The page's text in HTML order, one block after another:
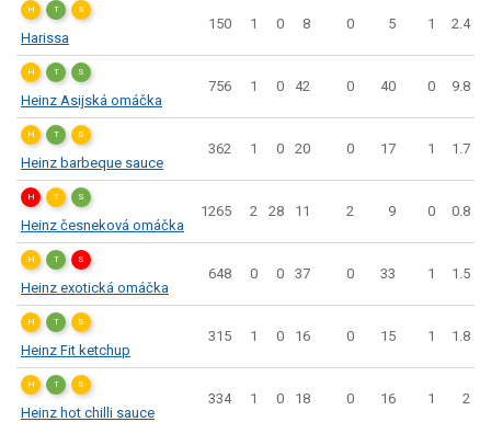
H T S
Harissa
150 1 0 8 0 5 1 2.4
H T S
Heinz Asijská omáčka
756 1 0 42 0 40 0 9.8
H T S
Heinz barbeque sauce
362 1 0 20 0 17 1 1.7
H T S
Heinz česneková omáčka
1265 2 28 11 2 9 0 0.8
H T S
Heinz exotická omáčka
648 0 0 37 0 33 1 1.5
H T S
Heinz Fit ketchup
315 1 0 16 0 15 1 1.8
H T S
Heinz hot chilli sauce
334 1 0 18 0 16 1 2